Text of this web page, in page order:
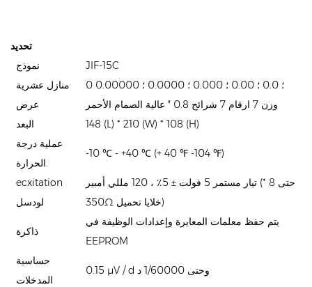
تحديد
نموذج
JIF-15C
منازل عشرية
0 ؛ 0.0 ؛ 0.00 ؛ 0.000 ؛ 0.0000 ؛ 0.00000
عرض
وزن 7 ارقام 7 شرائح 0.8 ″ عالية الصمام الأحمر
البعد
148 (L) * 210 (W) * 108 (H)
عملية درجة
الحرارة.
-10 ℃ - +40 ℃ (+ 40 ℉ -104 ℉)
ecxitation
لودسل
تيار مستمر 5 فولت ± 5٪ ، 120 مللي أمبير (حتى 8 *
350Ω خلايا تحميل)
ذاكرة
يتم حفظ معلمات المعايرة وإعدادات الوظيفة في
EEPROM
حساسية
المدخلات
0.15 μV / d وحتى 1/60000 د